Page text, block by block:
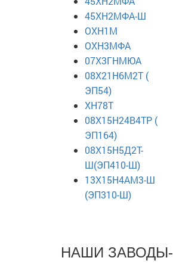
45ХН2МФА-Ш
ОХН1М
ОХН3МФА
07Х3ГНМЮА
08Х21Н6М2Т (
ЭП54)
ХН78Т
08Х15Н24В4ТР (
ЭП164)
08Х15Н5Д2Т-
Ш(ЭП410-Ш)
13Х15Н4АМ3-Ш
(ЭП310-Ш)
НАШИ ЗАВОДЫ-